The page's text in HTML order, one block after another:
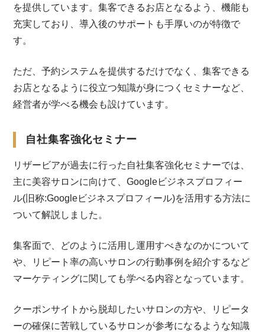
を提供しています。集客できるお店となるよう、機能も
充実しており、導入後のサポートも手厚いのが特徴で
す。
ただ、予約システムを提供するだけでなく、集客できる
お店となるように役立つ知識が身につくセミナーなど、
経営者が学べる機会も設けています。
自社集客強化セミナー
リザービアが過去に行った自社集客強化セミナーでは、
主に美容サロンに向けて、Googleビジネスプロフィー
ル(旧称:Googleビジネスプロフィール)を活用する方法に
ついて解説しました。
集客面で、どのように活用し運用すべきなのかについて
や、リピート率の高いサロンの行動事例を紹介するなど
マーケティングに関しても学べる内容となっています。
クーポンサイトから脱却したいサロンの方や、リピータ
ーの確保に苦戦しているサロンが参考になるような知識